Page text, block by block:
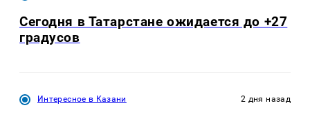
Сегодня в Татарстане ожидается до +27
градусов
Интересное в Казани 2 дня назад